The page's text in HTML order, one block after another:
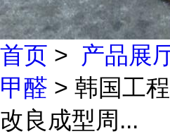
首页 > 产品展
甲醛 > 韩国工
改良成型周...